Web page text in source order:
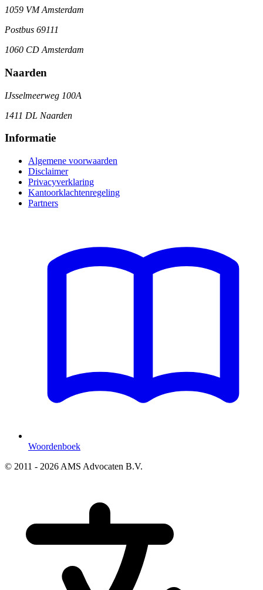
1059 VM Amsterdam
Postbus 69111
1060 CD Amsterdam
Naarden
IJsselmeerweg 100A
1411 DL Naarden
Informatie
Algemene voorwaarden
Disclaimer
Privacyverklaring
Kantoorklachtenregeling
Partners
Woordenboek
© 2011 - 2026 AMS Advocaten B.V.